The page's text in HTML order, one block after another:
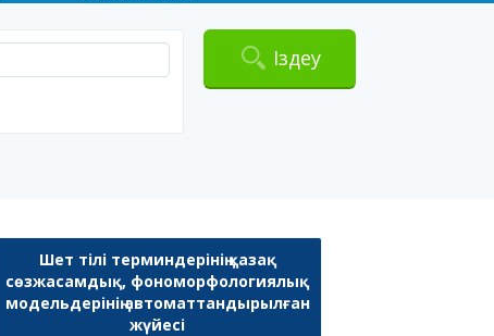
Іздеу
Шет тілі терминдерінің қазақ
сөзжасамдық, фономорфологиялық
модельдерінің автоматтандырылған
жүйесі